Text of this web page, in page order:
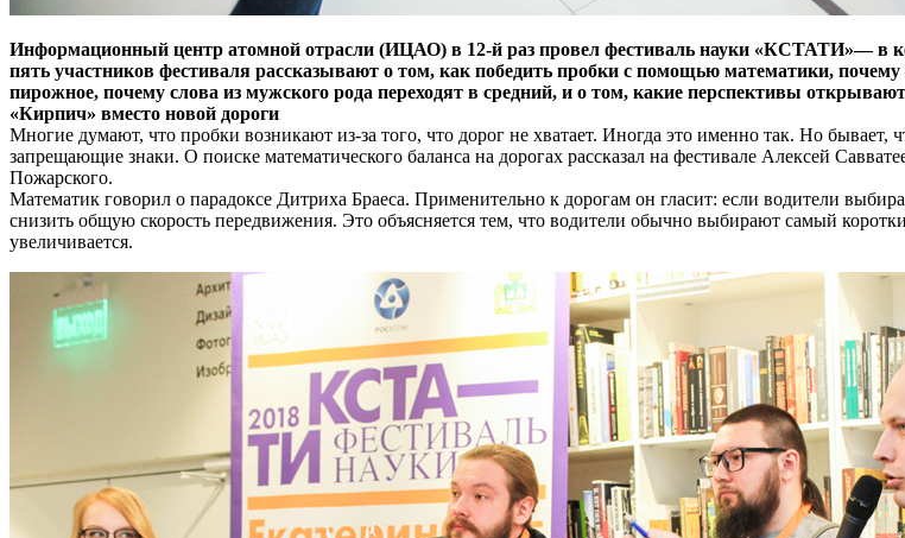
Информационный центр атомной отрасли (ИЦАО) в 12-й раз провел фестиваль науки «КСТАТИ»— в
пять участников фестиваля рассказывают о том, как победить пробки с помощью математики,
пирожное, почему слова из мужского рода переходят в средний, и о том, какие перспективы
«Кирпич» вместо новой дороги
Многие думают, что пробки возникают из-за того, что дорог не хватает. Иногда это именно так. Но
запрещающие знаки. О поиске математического баланса на дорогах рассказал на фестивале Алексей
Пожарского.
Математик говорил о парадоксе Дитриха Браеса. Применительно к дорогам он гласит: если водители
снизить общую скорость передвижения. Это объясняется тем, что водители обычно выбирают самый
увеличивается.